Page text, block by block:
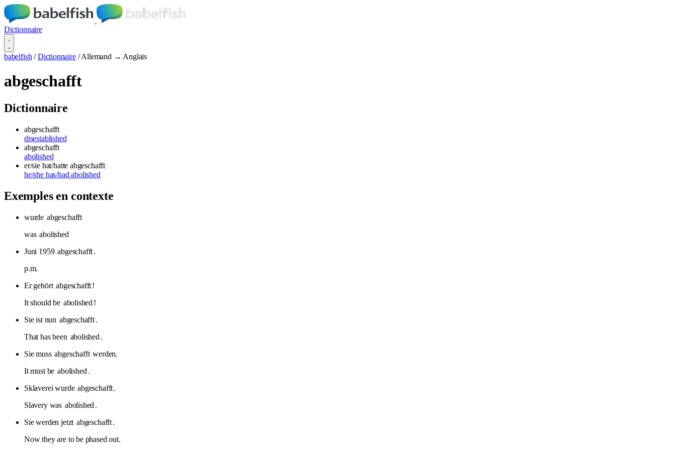
Dictionnaire
babelfish / Dictionnaire / Allemand → Anglais
abgeschafft
Dictionnaire
abgeschafft
disestablished
abgeschafft
abolished
er/sie hat/hatte abgeschafft
he/she has/had abolished
Exemples en contexte
wurde abgeschafft
was abolished
Juni 1959 abgeschafft.
p.m.
Er gehört abgeschafft!
It should be abolished !
Sie ist nun abgeschafft.
That has been abolished .
Sie muss abgeschafft werden.
It must be abolished .
Sklaverei wurde abgeschafft.
Slavery was abolished .
Sie werden jetzt abgeschafft.
Now they are to be phased out.